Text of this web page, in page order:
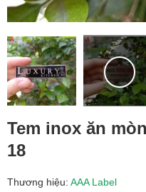
Tem inox ăn
18
Thương hiệu: AAA Label